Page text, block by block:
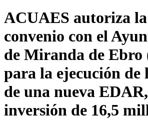
ACUAES autoriza
convenio con el
de Miranda de Ebro
para la ejecución de
de una nueva
inversión de 16,5